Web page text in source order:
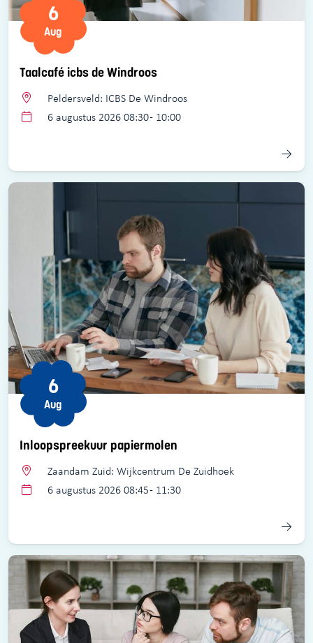
Taalcafé icbs de Windroos
6
Aug
Peldersveld: ICBS De Windroos
6 augustus 2026 08:30 - 10:00
Inloopspreekuur papiermolen
6
Aug
Zaandam Zuid: Wijkcentrum De Zuidhoek
6 augustus 2026 08:45 - 11:30